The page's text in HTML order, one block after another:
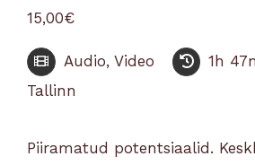
15,00€
Audio, Video
1h
Tallinn
Piiramatud potentsiaalid.